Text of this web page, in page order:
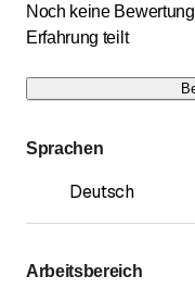
Noch keine
Erfahrung teilt
Sprachen
Deutsch
Arbeitsbereich